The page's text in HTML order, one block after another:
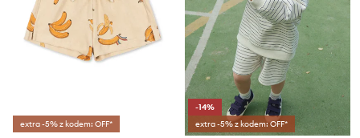
extra -5% z kodem: OFF*
-14%
extra -5% z kodem: OFF*